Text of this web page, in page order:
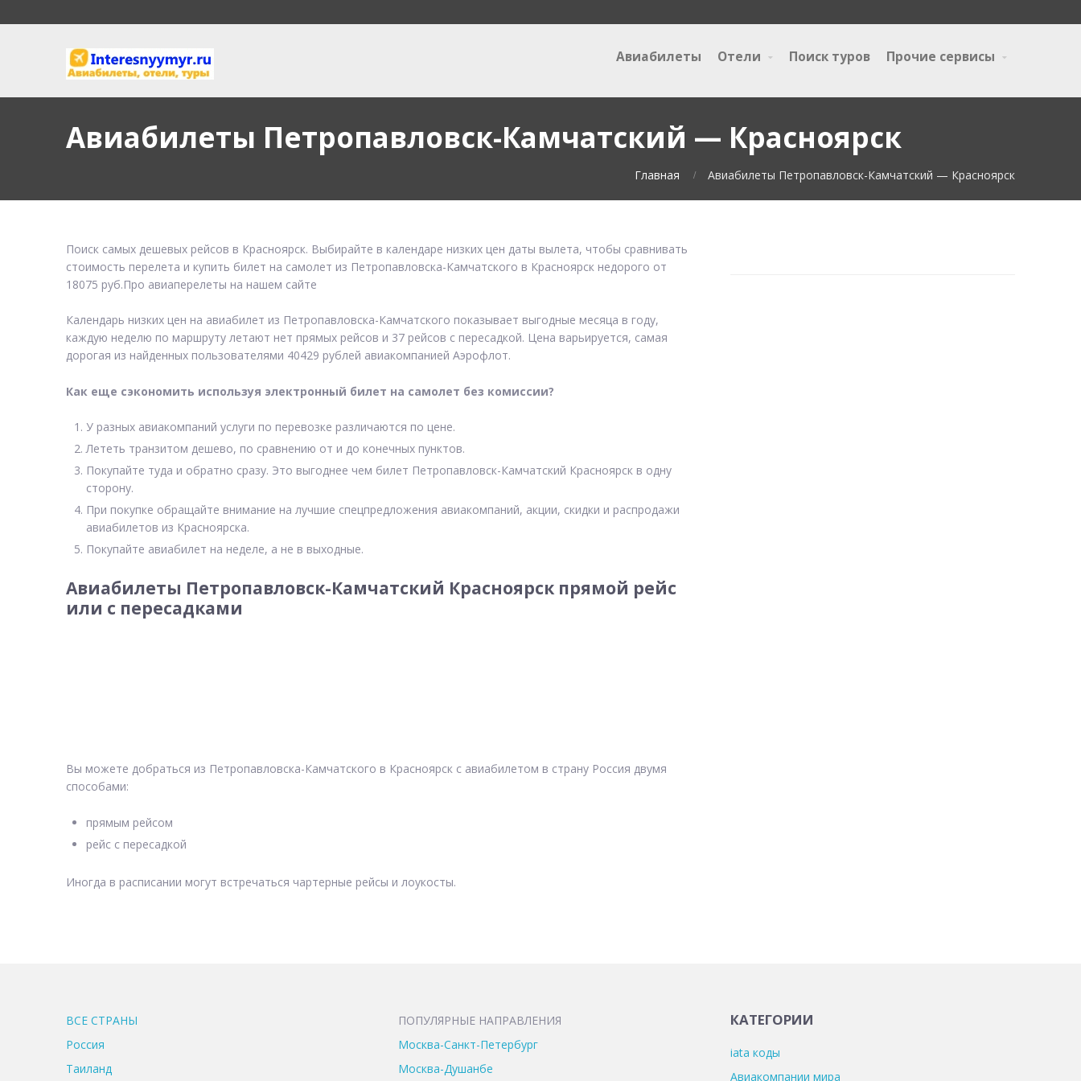
Авиабилеты Отели Поиск туров Прочие сервисы
Авиабилеты Петропавловск-Камчатский — Красноярск
Главная Авиабилеты Петропавловск-Камчатский — Красноярск
Поиск самых дешевых рейсов в Красноярск. Выбирайте в календаре низких цен даты вылета, чтобы сравнивать
стоимость перелета и купить билет на самолет из Петропавловска-Камчатского в Красноярск недорого от
18075 руб.Про авиаперелеты на нашем сайте
Календарь низких цен на авиабилет из Петропавловска-Камчатского показывает выгодные месяца в году,
каждую неделю по маршруту летают нет прямых рейсов и 37 рейсов с пересадкой. Цена варьируется, самая
дорогая из найденных пользователями 40429 рублей авиакомпанией Аэрофлот.
Как еще сэкономить используя электронный билет на самолет без комиссии?
У разных авиакомпаний услуги по перевозке различаются по цене.
Лететь транзитом дешево, по сравнению от и до конечных пунктов.
Покупайте туда и обратно сразу. Это выгоднее чем билет Петропавловск-Камчатский Красноярск в одну
сторону.
При покупке обращайте внимание на лучшие спецпредложения авиакомпаний, акции, скидки и распродажи
авиабилетов из Красноярска.
Покупайте авиабилет на неделе, а не в выходные.
Авиабилеты Петропавловск-Камчатский Красноярск прямой рейс
или с пересадками
Вы можете добраться из Петропавловска-Камчатского в Красноярск с авиабилетом в страну Россия двумя
способами:
прямым рейсом
рейс с пересадкой
Иногда в расписании могут встречаться чартерные рейсы и лоукосты.
ВСЕ CТРАНЫ
Россия
Таиланд
ПОПУЛЯРНЫЕ НАПРАВЛЕНИЯ
Москва-Санкт-Петербург
Москва-Душанбе
КАТЕГОРИИ
iata коды
Авиакомпании мира